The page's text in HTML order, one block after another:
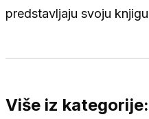
predstavljaju svoju
Više iz